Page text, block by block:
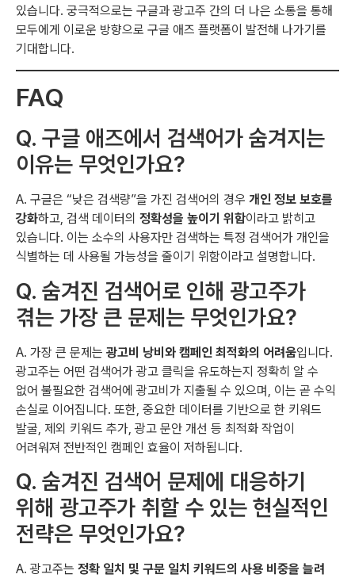
있습니다. 궁극적으로는 구글과 광고주 간의 더 나은 소통을 통해
모두에게 이로운 방향으로 구글 애즈 플랫폼이 발전해 나가기를
기대합니다.
FAQ
Q. 구글 애즈에서 검색어가 숨겨지는
이유는 무엇인가요?
A. 구글은 “낮은 검색량”을 가진 검색어의 경우 개인 정보 보호를
강화하고, 검색 데이터의 정확성을 높이기 위함이라고 밝히고
있습니다. 이는 소수의 사용자만 검색하는 특정 검색어가 개인을
식별하는 데 사용될 가능성을 줄이기 위함이라고 설명합니다.
Q. 숨겨진 검색어로 인해 광고주가
겪는 가장 큰 문제는 무엇인가요?
A. 가장 큰 문제는 광고비 낭비와 캠페인 최적화의 어려움입니다.
광고주는 어떤 검색어가 광고 클릭을 유도하는지 정확히 알 수
없어 불필요한 검색어에 광고비가 지출될 수 있으며, 이는 곧 수익
손실로 이어집니다. 또한, 중요한 데이터를 기반으로 한 키워드
발굴, 제외 키워드 추가, 광고 문안 개선 등 최적화 작업이
어려워져 전반적인 캠페인 효율이 저하됩니다.
Q. 숨겨진 검색어 문제에 대응하기
위해 광고주가 취할 수 있는 현실적인
전략은 무엇인가요?
A. 광고주는 정확 일치 및 구문 일치 키워드의 사용 비중을 늘려